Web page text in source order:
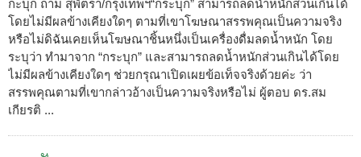
กะบุก ถาม สุพัตรา/กรุงเทพฯ“กระบุก” สามารถลดน้ำหนักส่วนเกินได้
โดยไม่มีผลข้างเคียงใดๆ ตามที่เขาโฆษณาสรรพคุณเป็นความจริง
หรือไม่ดิฉันเคยเห็นโฆษณาชิ้นหนึ่งเป็นเครื่องดื่มลดน้ำหนัก โดย
ระบุว่า ทำมาจาก “กระบุก” และสามารถลดน้ำหนักส่วนเกินได้โดย
ไม่มีผลข้างเคียงใดๆ ช่วยกรุณาเปิดเผยข้อเท็จจริงด้วยค่ะ ว่า
สรรพคุณตามที่เขากล่าวอ้างเป็นความจริงหรือไม่ ผู้ตอบ ดร.สม
เกียรติ ...